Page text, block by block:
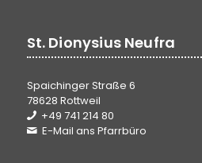
St. Dionysius Neufra
Spaichinger Straße 6
78628 Rottweil
+49 741 214 80
E-Mail ans Pfarrbüro